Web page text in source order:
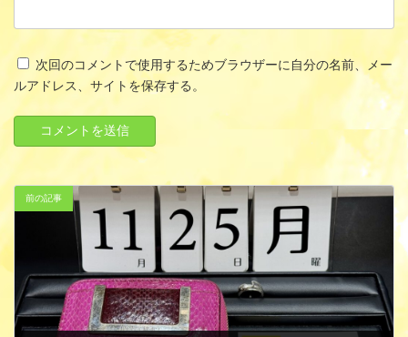
次回のコメントで使用するためブラウザーに自分の名前、メー
ルアドレス、サイトを保存する。
前の記事